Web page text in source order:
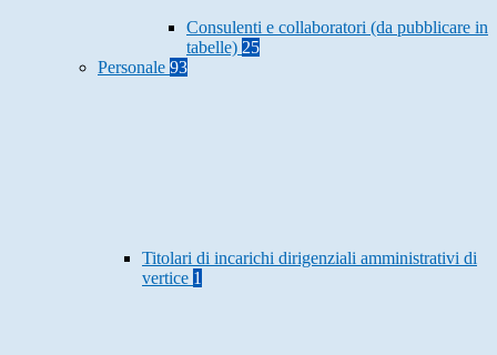
Consulenti e collaboratori (da pubblicare in
tabelle) 25
Personale 93
Titolari di incarichi dirigenziali amministrativi di
vertice 1